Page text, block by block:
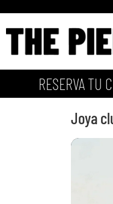
RESERVA TU
Joya